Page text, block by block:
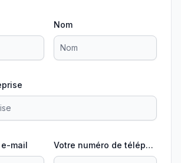
Nom
mail Votre numéro de téléphone